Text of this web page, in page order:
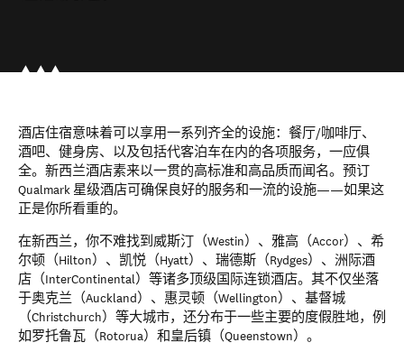
酒店住宿意味着可以享用一系列齐全的设施：餐厅/咖啡厅、
酒吧、健身房、以及包括代客泊车在内的各项服务，一应俱
全。新西兰酒店素来以一贯的高标准和高品质而闻名。预订
Qualmark 星级酒店可确保良好的服务和一流的设施——如果这
正是你所看重的。
在新西兰，你不难找到威斯汀（Westin）、雅高（Accor）、希
尔顿（Hilton）、凯悦（Hyatt）、瑞德斯（Rydges）、洲际酒
店（InterContinental）等诸多顶级国际连锁酒店。其不仅坐落
于奥克兰（Auckland）、惠灵顿（Wellington）、基督城
（Christchurch）等大城市，还分布于一些主要的度假胜地，例
如罗托鲁瓦（Rotorua）和皇后镇（Queenstown）。